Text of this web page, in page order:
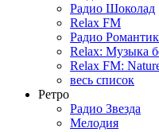
Радио Шоколад
Relax FM
Радио
Relax: Музыка
Relax FM:
весь список
Ретро
Радио Звезда
Мелодия